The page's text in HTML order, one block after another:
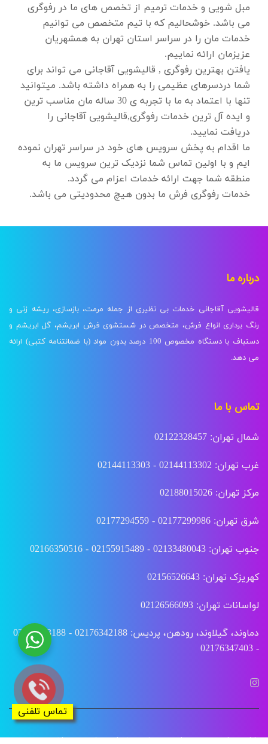
مبل شویی و خدمات ترمیم از تخصص های ما در رفوگری
می باشد. خوشحالیم که با تیم متخصص می توانیم
خدمات مان را در سراسر استان تهران به همشهریان
عزیزمان ارائه نماییم.
یافتن بهترین رفوگری , قالیشویی آقاجانی می تواند برای
شما دردسرهای عظیمی را به همراه داشته باشد. میتوانید
تنها با اعتماد به ما با تجربه ی 30 ساله مان مناسب ترین
و ایده آل ترین خدمات رفوگری,قالیشویی آقاجانی را
دریافت نمایید.
ما اقدام به پخش سرویس های خود در سراسر تهران نموده
ایم و با اولین تماس شما نزدیک ترین سرویس ما به
منطقه شما جهت ارائه خدمات اعزام می گردد.
خدمات رفوگری فرش ما بدون هیچ محدودیتی می باشد.
درباره ما
قالیشویی آقاجانی خدمات بی نظیری از جمله مرمت، بازسازی، ریشه زنی و
رنگ برداری انواع فرش، متخصص در شستشوی فرش ابریشم، گل ابریشم و
دستباف با دستگاه مخصوص 100 درصد بدون مواد (با ضمانتنامه کتبی) ارائه
می دهد.
تماس با ما
شمال تهران: 02122328457
غرب تهران: 02144113302 - 02144113303
مرکز تهران: 02188015026
شرق تهران: 02177299986 - 02177294559
جنوب تهران: 02133480043 - 02155915489 - 02166350516
کهریزک تهران: 02156526643
لواسانات تهران: 02126566093
دماوند، گیلاوند، رودهن، پردیس: 02176342188 - 02176343188
- 02176347403
طراحی سایتوسئو سایتتوسطوبتو|هاستشده درهزارنویس
تماس تلفنی